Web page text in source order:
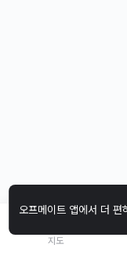
오프메이트 앱에서 더 편
지도